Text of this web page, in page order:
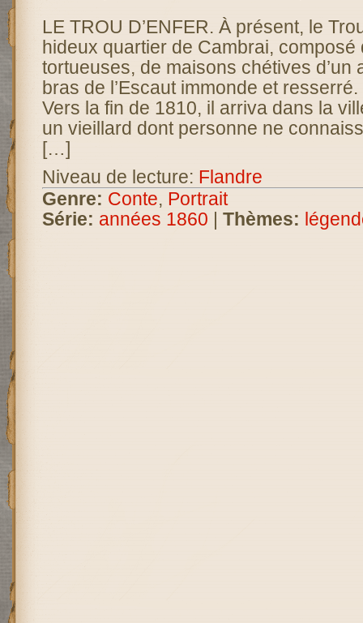
LE TROU D’ENFER. À présent, le
hideux quartier de Cambrai, composé
tortueuses, de maisons chétives d’un
bras de l’Escaut immonde et
Vers la fin de 1810, il arriva dans la
un vieillard dont personne ne
[…]
Niveau de lecture: Flandre
Genre: Conte, Portrait
Série: années 1860 | Thèmes: